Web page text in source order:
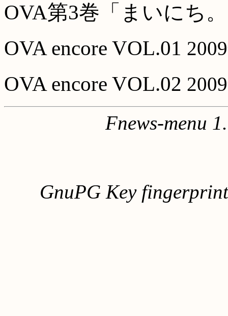
OVA第3巻「まいにち
OVA encore VOL.01
OVA encore VOL.02
Fnews-menu
GnuPG Key